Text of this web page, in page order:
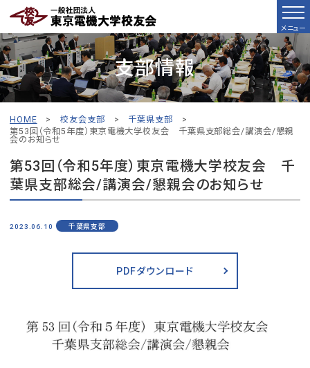
メニュー
支部情報
HOME >校友会支部 > 千葉県支部 >
第53回（令和5年度）東京電機大学校友会 千葉県支部総会/講演会/懇親
会のお知らせ
第53回（令和5年度）東京電機大学校友会 千
葉県支部総会/講演会/懇親会のお知らせ
2023.06.10 千葉県支部
PDFダウンロード